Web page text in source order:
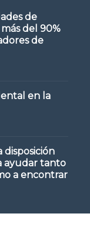
de
del 90%
de
en la
disposición
ayudar tanto
a encontrar